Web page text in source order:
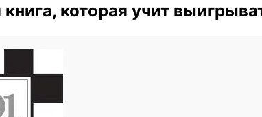
которая учит